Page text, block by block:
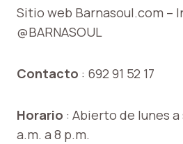
Sitio web Barnasoul.com –
@BARNASOUL
Contacto : 692 91 52 17
Horario : Abierto de lunes a
a.m. a 8 p.m.